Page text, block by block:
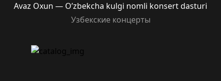
Avaz Oxun — O’zbekcha kulgi nomli konsert dasturi
Узбекские концерты